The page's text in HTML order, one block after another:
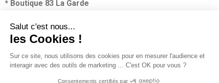
* Boutique 83 La Garde
Partenaires :
Plaza Grossiste
l'utilisation de cookies à des fins statistiques et
commerciales.